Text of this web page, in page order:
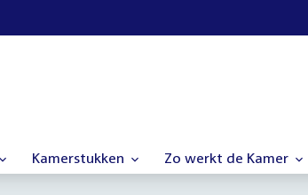
Kamerstukken Zo werkt de Kamer